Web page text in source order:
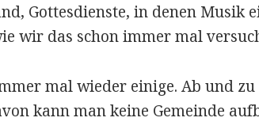
Gottesdienste, in denen Musik
wir das schon immer mal
mal wieder einige. Ab und
kann man keine Gemeinde